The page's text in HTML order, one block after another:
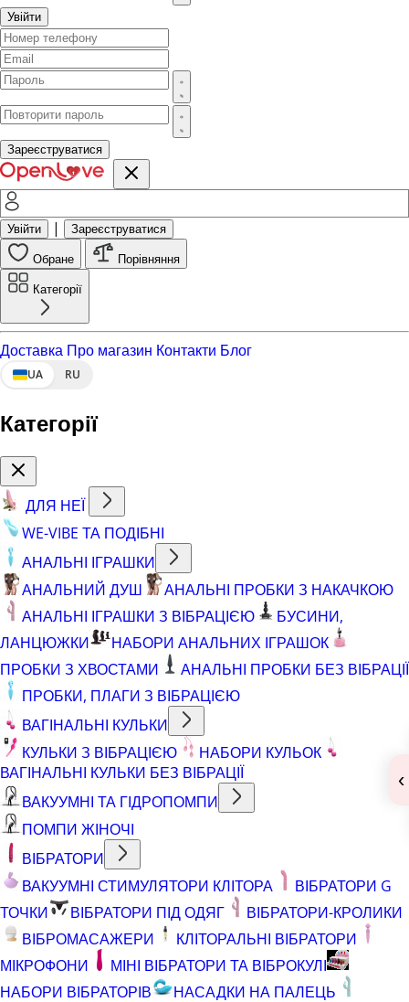
Увійти
Зареєструватися
Увійти | Зареєструватися
Обране Порівняння
Категорії
Доставка Про магазин Контакти Блог
UA RU
Категорії
ДЛЯ НЕЇ
WE-VIBE ТА ПОДІБНІ
АНАЛЬНІ ІГРАШКИ
АНАЛЬНИЙ ДУШ
АНАЛЬНІ ПРОБКИ З НАКАЧКОЮ
АНАЛЬНІ ІГРАШКИ З ВІБРАЦІЄЮ
БУСИНИ,
ЛАНЦЮЖКИ
НАБОРИ АНАЛЬНИХ ІГРАШОК
ПРОБКИ З ХВОСТАМИ
АНАЛЬНІ ПРОБКИ БЕЗ ВІБРАЦІЇ
ПРОБКИ, ПЛАГИ З ВІБРАЦІЄЮ
ВАГІНАЛЬНІ КУЛЬКИ
КУЛЬКИ З ВІБРАЦІЄЮ
НАБОРИ КУЛЬОК
ВАГІНАЛЬНІ КУЛЬКИ БЕЗ ВІБРАЦІЇ
ВАКУУМНІ ТА ГІДРОПОМПИ
ПОМПИ ЖІНОЧІ
ВІБРАТОРИ
ВАКУУМНІ СТИМУЛЯТОРИ КЛІТОРА
ВІБРАТОРИ G
ТОЧКИ
ВІБРАТОРИ ПІД ОДЯГ
ВІБРАТОРИ-КРОЛИКИ
ВІБРОМАСАЖЕРИ
КЛІТОРАЛЬНІ ВІБРАТОРИ
МІКРОФОНИ
МІНІ ВІБРАТОРИ ТА ВІБРОКУЛІ
НАБОРИ ВІБРАТОРІВ
НАСАДКИ НА ПАЛЕЦЬ
‹